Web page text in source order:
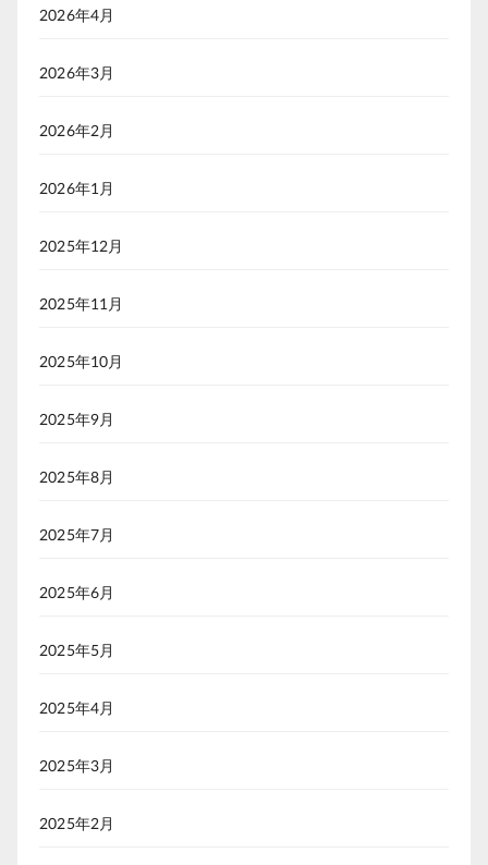
2026年4月
2026年3月
2026年2月
2026年1月
2025年12月
2025年11月
2025年10月
2025年9月
2025年8月
2025年7月
2025年6月
2025年5月
2025年4月
2025年3月
2025年2月